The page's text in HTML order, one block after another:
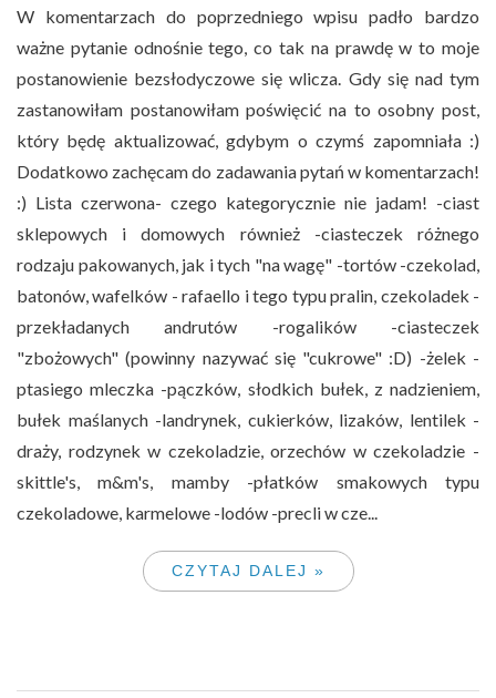
W komentarzach do poprzedniego wpisu padło bardzo
ważne pytanie odnośnie tego, co tak na prawdę w to moje
postanowienie bezsłodyczowe się wlicza. Gdy się nad tym
zastanowiłam postanowiłam poświęcić na to osobny post,
który będę aktualizować, gdybym o czymś zapomniała :)
Dodatkowo zachęcam do zadawania pytań w komentarzach!
:) Lista czerwona- czego kategorycznie nie jadam! -ciast
sklepowych i domowych również -ciasteczek różnego
rodzaju pakowanych, jak i tych "na wagę" -tortów -czekolad,
batonów, wafelków - rafaello i tego typu pralin, czekoladek -
przekładanych andrutów -rogalików -ciasteczek
"zbożowych" (powinny nazywać się "cukrowe" :D) -żelek -
ptasiego mleczka -pączków, słodkich bułek, z nadzieniem,
bułek maślanych -landrynek, cukierków, lizaków, lentilek -
draży, rodzynek w czekoladzie, orzechów w czekoladzie -
skittle's, m&m's, mamby -płatków smakowych typu
czekoladowe, karmelowe -lodów -precli w cze...
CZYTAJ DALEJ »